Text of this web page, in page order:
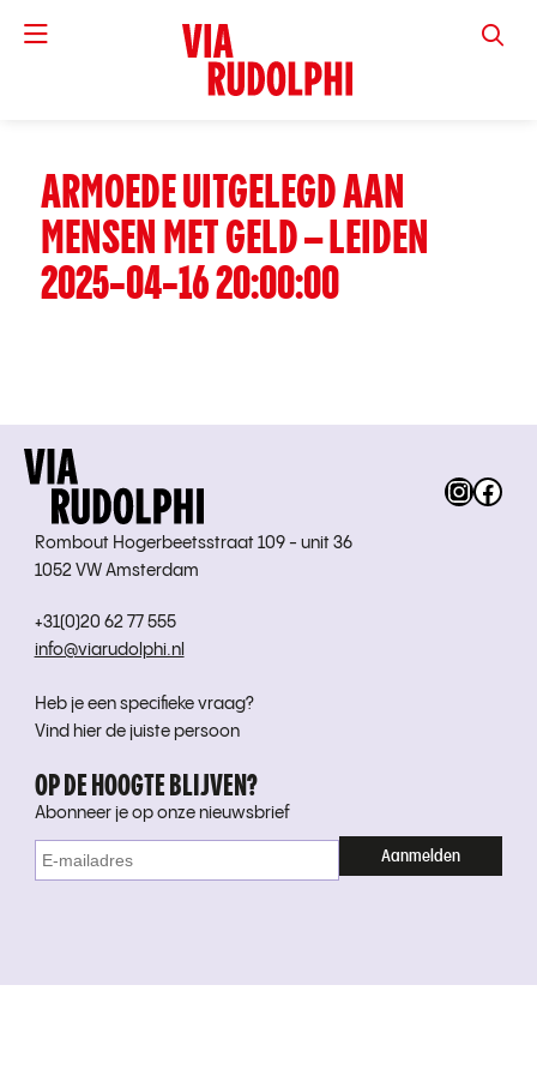
VIA
ARMOEDE UITGELEGD AAN
MENSEN MET GELD – LEIDEN
2025-04-16 20:00:00
Rombout Hogerbeetsstraat 109 - unit 36
1052 VW Amsterdam
+31(0)20 62 77 555
info@viarudolphi.nl
Heb je een specifieke vraag?
Vind hier de juiste persoon
OP DE HOOGTE BLIJVEN?
Abonneer je op onze nieuwsbrief